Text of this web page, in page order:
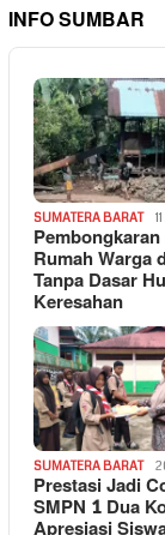
INFO SUMBAR
SUMATERA BARAT
Rumah Warga
Tanpa Dasar
Keresahan
SUMATERA BARAT
Prestasi Jadi
SMPN 1 Dua